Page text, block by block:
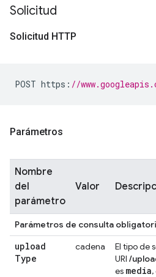
Solicitud
Solicitud HTTP
POST https : //
Parámetros
Nombre
del
parámetro
Valor
Parámetros de consulta
upload
Type
cadena
El tipo de
URI /
es media